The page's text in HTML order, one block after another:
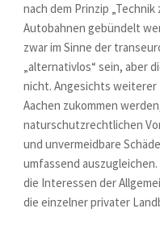
nach dem Prinzip
Autobahnen gebündelt
zwar im Sinne der
„alternativlos“ sein, aber
nicht. Angesichts weiterer
Aachen zukommen
naturschutzrechtlichen
und unvermeidbare
umfassend
die Interessen der
die einzelner privater